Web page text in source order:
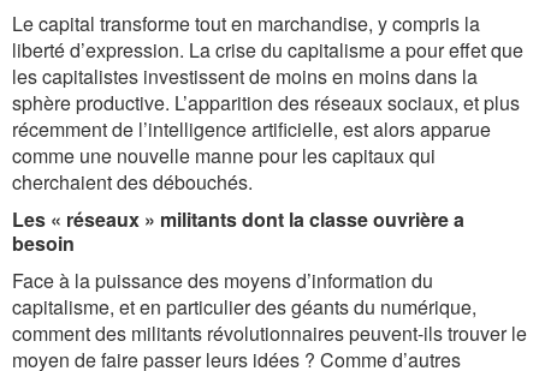
Le capital transforme tout en marchandise, y compris la
liberté d’expression. La crise du capitalisme a pour effet que
les capitalistes investissent de moins en moins dans la
sphère productive. L’apparition des réseaux sociaux, et plus
récemment de l’intelligence artificielle, est alors apparue
comme une nouvelle manne pour les capitaux qui
cherchaient des débouchés.
Les « réseaux » militants dont la classe ouvrière a
besoin
Face à la puissance des moyens d’information du
capitalisme, et en particulier des géants du numérique,
comment des militants révolutionnaires peuvent-ils trouver le
moyen de faire passer leurs idées ? Comme d’autres